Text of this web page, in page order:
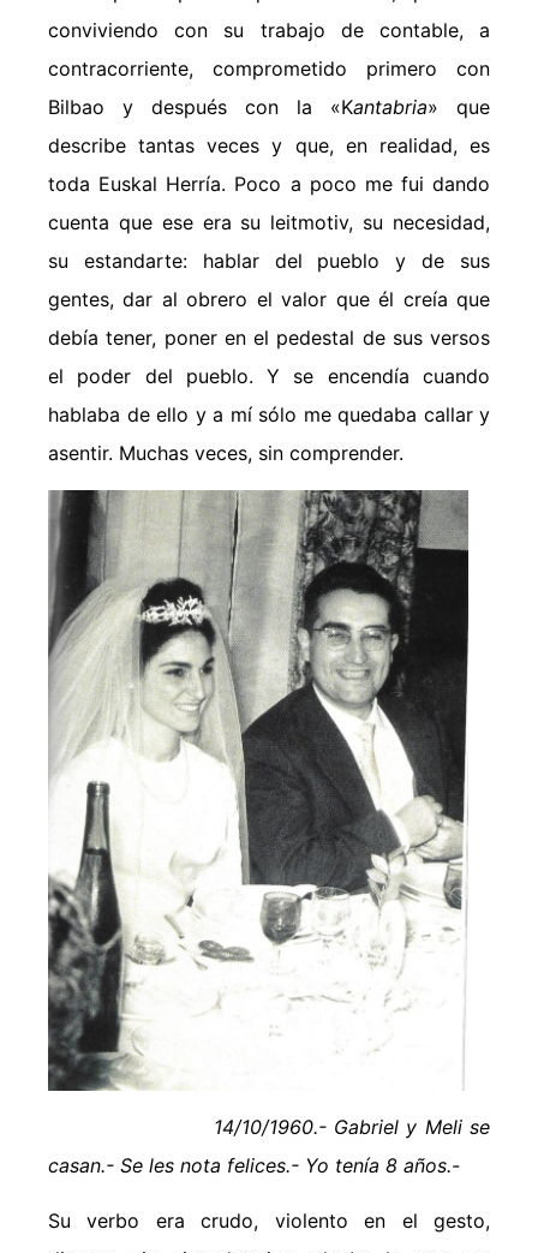
conviviendo con su trabajo de contable, a
contracorriente, comprometido primero con
Bilbao y después con la «Kantabria» que
describe tantas veces y que, en realidad, es
toda Euskal Herría. Poco a poco me fui dando
cuenta que ese era su leitmotiv, su necesidad,
su estandarte: hablar del pueblo y de sus
gentes, dar al obrero el valor que él creía que
debía tener, poner en el pedestal de sus versos
el poder del pueblo. Y se encendía cuando
hablaba de ello y a mí sólo me quedaba callar y
asentir. Muchas veces, sin comprender.
14/10/1960.- Gabriel y Meli se
casan.- Se les nota felices.- Yo tenía 8 años.-
Su verbo era crudo, violento en el gesto,